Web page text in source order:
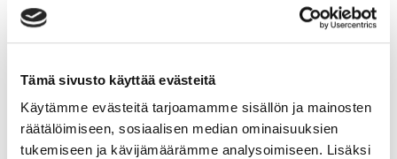
Tämä sivusto käyttää evästeitä
Käytämme evästeitä tarjoamamme sisällön ja mainosten
räätälöimiseen, sosiaalisen median ominaisuuksien
tukemiseen ja kävijämäärämme analysoimiseen. Lisäksi
LAUANTAI 01.11. 00:00
11 - 1
SIIRRY OTTELUUN